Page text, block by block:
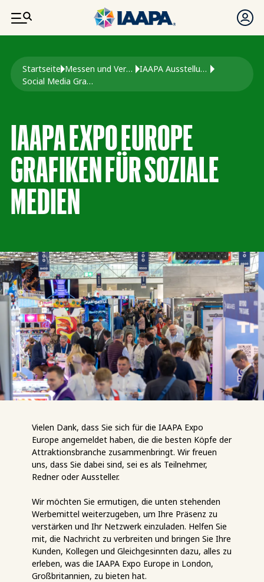
DIREKT ZUM INHALT
Pfadnavigation
Startseite Messen und Veranstaltungen
IAAPA Ausstellung Europa
Social Media Graphics Expo Europa
IAAPA EXPO EUROPE
GRAFIKEN FÜR SOZIALE
MEDIEN
Vielen Dank, dass Sie sich für die IAAPA Expo
Europe angemeldet haben, die die besten Köpfe der
Attraktionsbranche zusammenbringt. Wir freuen
uns, dass Sie dabei sind, sei es als Teilnehmer,
Redner oder Aussteller.
Wir möchten Sie ermutigen, die unten stehenden
Werbemittel weiterzugeben, um Ihre Präsenz zu
verstärken und Ihr Netzwerk einzuladen. Helfen Sie
mit, die Nachricht zu verbreiten und bringen Sie Ihre
Kunden, Kollegen und Gleichgesinnten dazu, alles zu
erleben, was die IAAPA Expo Europe in London,
Großbritannien, zu bieten hat.